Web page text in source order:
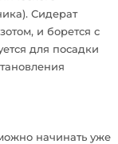
Сидерат
и борется с
для посадки
начинать уже